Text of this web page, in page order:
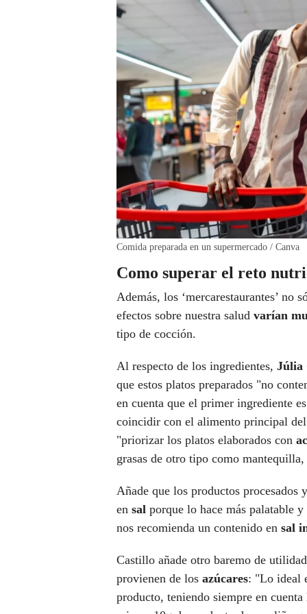
Comida preparada en un supermercado / Canva
Como superar el reto
Además, los ‘mercarestaurantes’ no
efectos sobre nuestra salud varían
tipo de cocción.
Al respecto de los ingredientes, Júlia
que estos platos preparados "no
en cuenta que el primer ingrediente
coincidir con el alimento principal
"priorizar los platos elaborados con
grasas de otro tipo como
Añade que los productos procesados
en sal porque lo hace más palatable
nos recomienda un contenido en sal
Castillo añade otro baremo de
provienen de los azúcares: "Lo ideal
producto, teniendo siempre en